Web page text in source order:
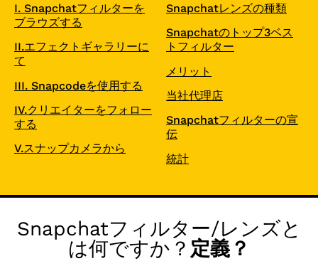
I. Snapchatフィルターを
ブラウズする
II.エフェクトギャラリーに
て
III. Snapcodeを使用する
IV.クリエイターをフォロー
する
V.スナップカメラから
Snapchatレンズの種類
Snapchatのトップ3ベス
トフィルター
メリット
当社代理店
Snapchatフィルターの宣
伝
統計
Snapchatフィルター/レンズと
は何ですか？ 定義？